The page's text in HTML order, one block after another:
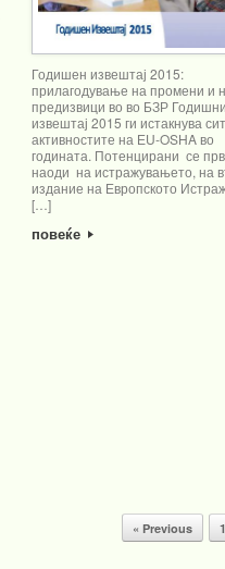
Годишен извештај 2015:
прилагодување на промени и
предизвици во во БЗР
извештај 2015 ги истакнува
активностите на ЕU-OSHA во
годината. Потенцирани се
наоди на истражувањето, на
издание на Европското
[…]
повеќе
« Previous 1